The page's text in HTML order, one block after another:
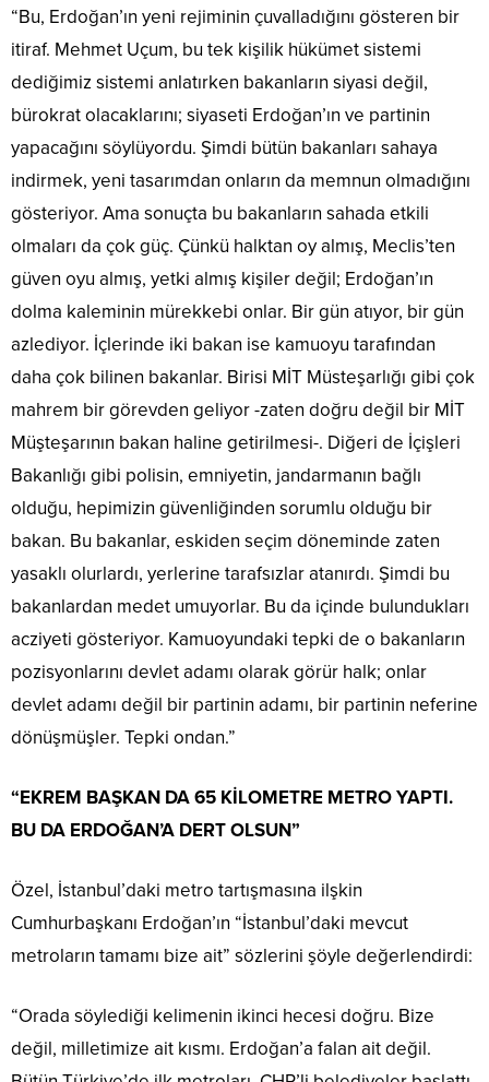
“Bu, Erdoğan’ın yeni rejiminin çuvalladığını gösteren bir
itiraf. Mehmet Uçum, bu tek kişilik hükümet sistemi
dediğimiz sistemi anlatırken bakanların siyasi değil,
bürokrat olacaklarını; siyaseti Erdoğan’ın ve partinin
yapacağını söylüyordu. Şimdi bütün bakanları sahaya
indirmek, yeni tasarımdan onların da memnun olmadığını
gösteriyor. Ama sonuçta bu bakanların sahada etkili
olmaları da çok güç. Çünkü halktan oy almış, Meclis’ten
güven oyu almış, yetki almış kişiler değil; Erdoğan’ın
dolma kaleminin mürekkebi onlar. Bir gün atıyor, bir gün
azlediyor. İçlerinde iki bakan ise kamuoyu tarafından
daha çok bilinen bakanlar. Birisi MİT Müsteşarlığı gibi çok
mahrem bir görevden geliyor -zaten doğru değil bir MİT
Müşteşarının bakan haline getirilmesi-. Diğeri de İçişleri
Bakanlığı gibi polisin, emniyetin, jandarmanın bağlı
olduğu, hepimizin güvenliğinden sorumlu olduğu bir
bakan. Bu bakanlar, eskiden seçim döneminde zaten
yasaklı olurlardı, yerlerine tarafsızlar atanırdı. Şimdi bu
bakanlardan medet umuyorlar. Bu da içinde bulundukları
acziyeti gösteriyor. Kamuoyundaki tepki de o bakanların
pozisyonlarını devlet adamı olarak görür halk; onlar
devlet adamı değil bir partinin adamı, bir partinin neferine
dönüşmüşler. Tepki ondan.”
“EKREM BAŞKAN DA 65 KİLOMETRE METRO YAPTI.
BU DA ERDOĞAN’A DERT OLSUN”
Özel, İstanbul’daki metro tartışmasına ilşkin
Cumhurbaşkanı Erdoğan’ın “İstanbul’daki mevcut
metroların tamamı bize ait” sözlerini şöyle değerlendirdi:
“Orada söylediği kelimenin ikinci hecesi doğru. Bize
değil, milletimize ait kısmı. Erdoğan’a falan ait değil.